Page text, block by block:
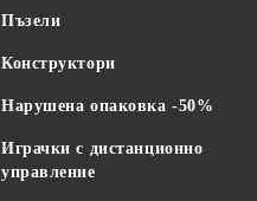
Пъзели
Конструктори
Нарушена опаковка -50%
Играчки с дистанционно
управление